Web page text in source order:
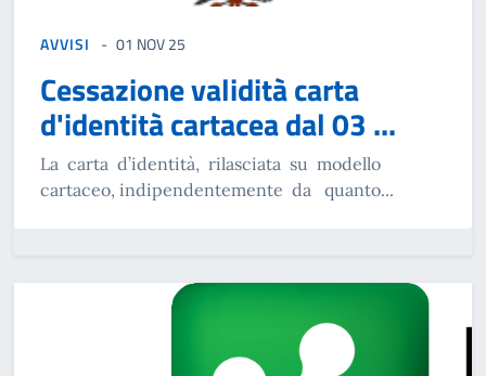
AVVISI 01 NOV 25
Cessazione validità carta
d'identità cartacea dal 03 ...
La carta d’identità, rilasciata su modello
cartaceo, indipendentemente da quanto...